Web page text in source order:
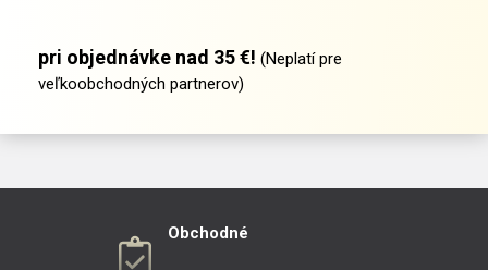
pri objednávke nad 35 €! (Neplatí pre
veľkoobchodných partnerov)
Obchodné